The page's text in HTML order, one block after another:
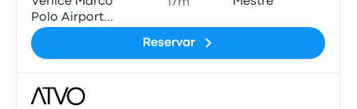
Polo Airport
Bus Station
(VCE)
17m
Reservar